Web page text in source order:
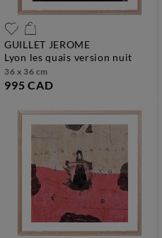
GUILLET JEROME
lyon les quais version nuit
36 x 36 cm
995 CAD